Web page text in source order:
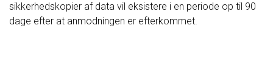
sikkerhedskopier af data vil eksistere i en periode op til 90
dage efter at anmodningen er efterkommet.